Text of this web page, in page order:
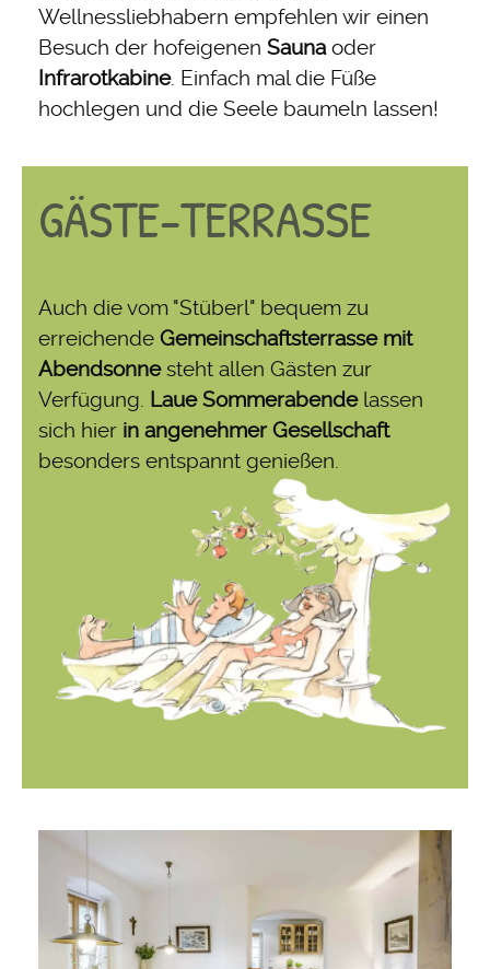
Wellnessliebhabern empfehlen wir einen
Besuch der hofeigenen Saunaoder
Infrarotkabine. Einfach mal die Füße
hochlegen und die Seele baumeln lassen!
GÄSTE-TERRASSE
Auch die vom "Stüberl" bequem zu
erreichende Gemeinschaftsterrasse mit
Abendsonnesteht allen Gästen zur
Verfügung. Laue Sommerabendelassen
sich hier in angenehmer Gesellschaft
besonders entspannt genießen.